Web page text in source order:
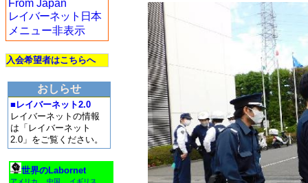
From Japan
レイバーネット日本
メニュー非表示
入会希望者はこちらへ
おしらせ
■レイバーネット2.0
レイバーネットの情報
は「レイバーネット
2.0」をご覧ください。
世界のLabornet
アメリカ 中国 イギリス